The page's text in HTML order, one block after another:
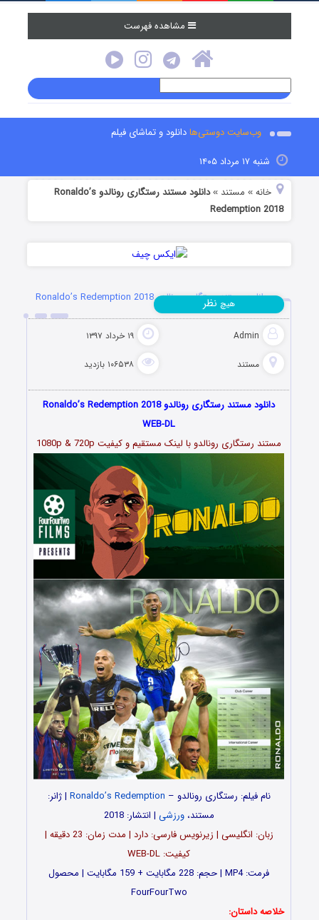
مشاهده فهرست
وب‌سایت دوستی‌هادانلود و تماشای فیلم
شنبه ۱۷ مرداد ۱۴۰۵
خانه » مستند »
دانلود مستند رستگاری رونالدو Ronaldo’s
Redemption 2018
دانلود مستند رستگاری رونالدو Ronaldo’s Redemption 2018
Admin ۱۹ خرداد ۱۳۹۷
مستند ۱۰۶۵۳۸ بازدید
هیچ نظر
دانلود مستند رستگاری رونالدو Ronaldo’s Redemption 2018
WEB-DL
مستند رستگاری رونالدو با لینک مستقیم و کیفیت 1080p & 720p
نام فیلم: رستگاری رونالدو – Ronaldo’s Redemption | ژانر:
مستند،ورزشی | انتشار: 2018
زبان: انگلیسی | زیرنویس فارسی: دارد | مدت زمان: 23 دقیقه |
کیفیت: WEB-DL
فرمت: MP4 | حجم: 228 مگابایت + 159 مگابایت | محصول
FourFourTwo
خلاصه داستان: